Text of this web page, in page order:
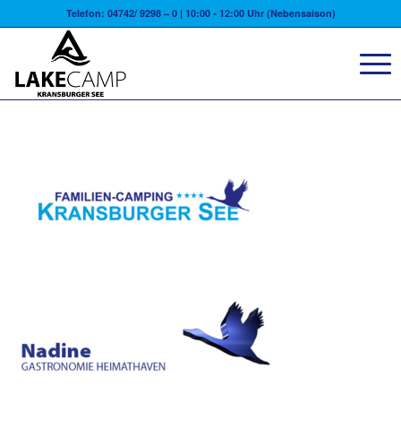
Telefon: 04742/ 9298 – 0 | 10:00 - 12:00 Uhr (Nebensaison)